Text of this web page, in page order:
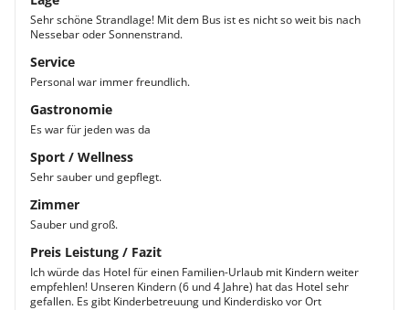
Sehr schöne Strandlage! Mit dem Bus ist es nicht so weit bis nach
Nessebar oder Sonnenstrand.
Service
Personal war immer freundlich.
Gastronomie
Es war für jeden was da
Sport / Wellness
Sehr sauber und gepflegt.
Zimmer
Sauber und groß.
Preis Leistung / Fazit
Ich würde das Hotel für einen Familien-Urlaub mit Kindern weiter
empfehlen! Unseren Kindern (6 und 4 Jahre) hat das Hotel sehr
gefallen. Es gibt Kinderbetreuung und Kinderdisko vor Ort